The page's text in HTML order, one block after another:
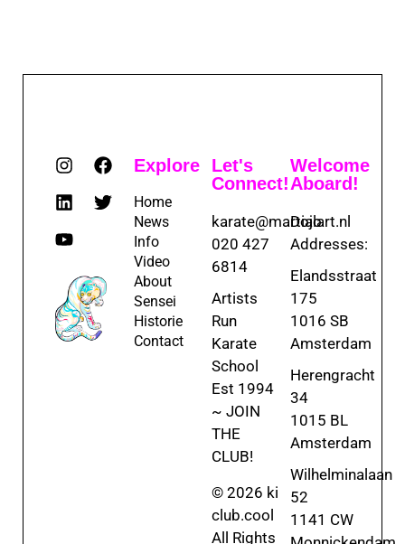
Explore
Home
News
Info
Video
About
Sensei
Historie
Contact
Let's
Connect!
karate@martialart.nl
020 427
6814
Artists
Run
Karate
School
Est 1994
~ JOIN
THE
CLUB!
© 2026 ki
club.cool
All Rights
Welcome
Aboard!
Dojo
Addresses:
Elandsstraat
175
1016 SB
Amsterdam
Herengracht
34
1015 BL
Amsterdam
Wilhelminalaan
52
1141 CW